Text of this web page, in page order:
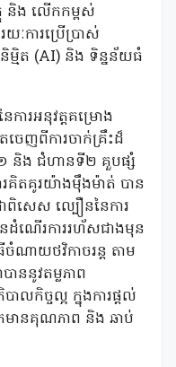
ថុ និង លើកកម្ពស់
យៈការប្រើប្រាស់
និម្មិត (AI) និង ទិន្នន័យធំ
ារអនុវត្តគម្រោង
ចេញពីការចាក់គ្រឹះដ៏
១ និង ជំហានទី២ គួបផ្សំ
គិតគូរយ៉ាងម៉ឹងម៉ាត់ បាន
ពិសេស ល្បឿននៃការ
ដំណើរការរហ័សជាងមុន
ចំណាយថវិកាចរន្ត តាម
ននូវតម្លភាព
លកិច្ចល្អ ក្នុងការផ្ដល់
ែមានគុណភាព និង ឆាប់